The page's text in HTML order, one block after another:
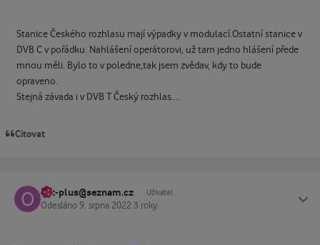
Stanice Českého rozhlasu mají výpadky v modulací.Ostatní stanice v
DVB C v pořádku. Nahlášení operátorovi, už tam jedno hlášení přede
mnou měli. Bylo to v poledne,tak jsem zvědav, kdy to bude
opraveno.
Stejná závada i v DVB T Český rozhlas....
Citovat
ost-plus@seznam.cz Uživatel
Odesláno 9. srpna 2022 3 roky